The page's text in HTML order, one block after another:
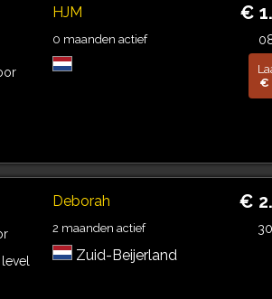
HJM
0 maanden actief
€
€
Deborah
2 maanden actief
Zuid-Beijerland
€